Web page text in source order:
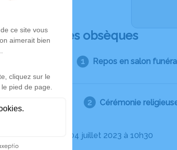
Déroulé des obsèques
Repos en salon
Cérémonie
Le mardi 04 juillet 2023 à 10h30